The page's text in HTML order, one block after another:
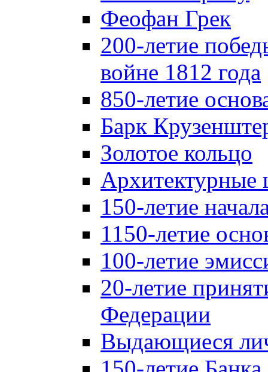
Феофан Грек
200-летие
войне 1812 года
850-летие
Барк
Золотое кольцо
Архитектурные
150-летие
1150-летие
100-летие
20-летие
Федерации
Выдающиеся